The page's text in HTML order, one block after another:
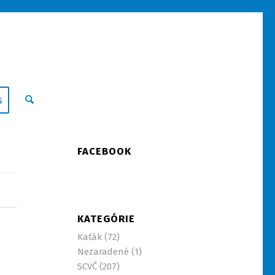
FACEBOOK
KATEGÓRIE
Kaťák (72)
Nezaradené (1)
SCVČ (207)